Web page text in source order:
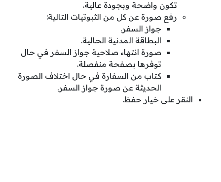
تكون واضحة وبجودة عالية.
رفع صورة عن كل من الثبوتيات التالية:
جواز السفر.
البطاقة المدنية الحالية.
صورة انتهاء صلاحية جواز السفر في حال
توفرها بصفحة منفصلة.
كتاب من السفارة في حال اختلاف الصورة
الحديثة عن صورة جواز السفر.
النقر على خيار حفظ.